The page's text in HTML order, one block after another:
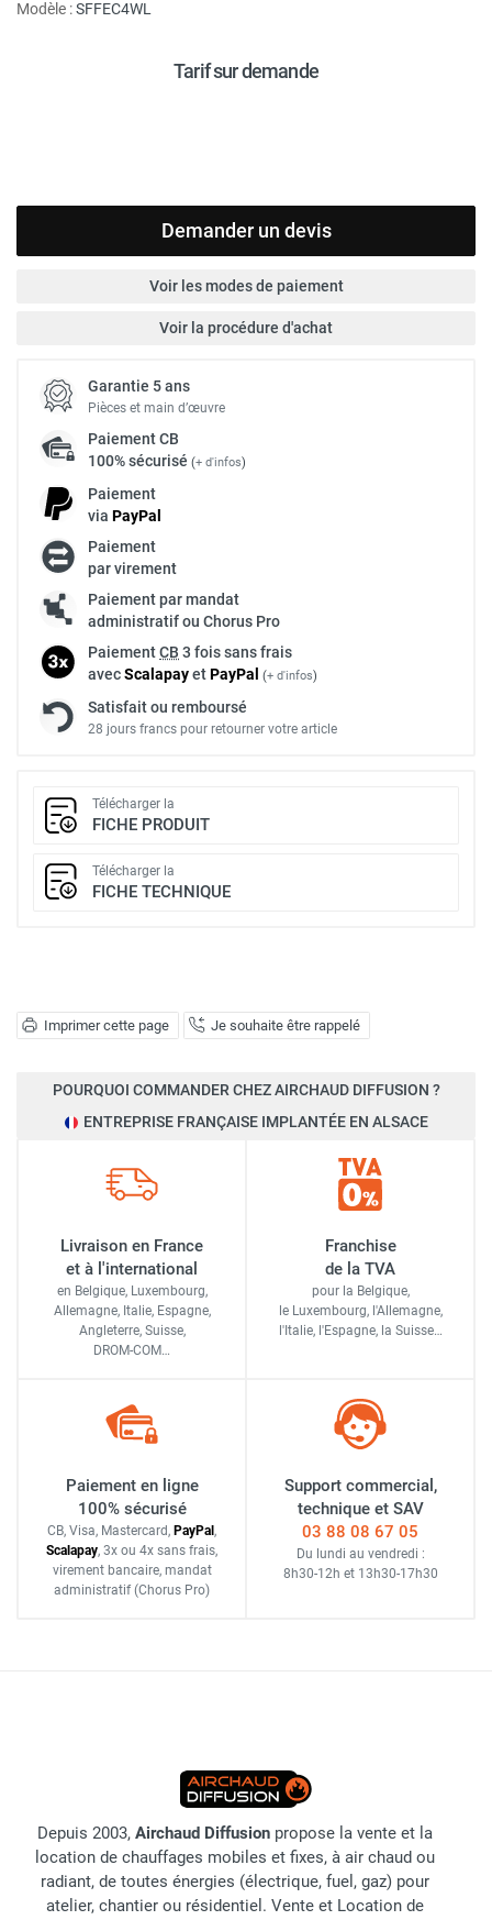
Imprimer cette page Je souhaite être rappelé
Modèle :SFFEC4WL
Tarif sur demande
Demander un devis
Voir les modes de paiement
Voir la procédure d'achat
Garantie 5 ans
Pièces et main d’œuvre
PaiementCB
100% sécurisé (+ d'infos)
Paiement
via PayPal
Paiement
par virement
Paiement par mandat
administratif ou Chorus Pro
PaiementCB 3 fois sans frais
avecScalapayetPayPal (+ d'infos)
Satisfait ou remboursé
28 jours francs pour retourner votre article
Télécharger la
FICHE PRODUIT
Télécharger la
FICHE TECHNIQUE
POURQUOI COMMANDER CHEZ AIRCHAUD DIFFUSION ?
ENTREPRISE FRANÇAISE IMPLANTÉE EN ALSACE
Livraison en France
et à l'international
en Belgique, Luxembourg,
Allemagne, Italie, Espagne,
Angleterre, Suisse,
DROM-COM…
Franchise
de la TVA
pour la Belgique,
le Luxembourg, l'Allemagne,
l'Italie, l'Espagne, la Suisse…
Paiement en ligne
100% sécurisé
CB, Visa, Mastercard, PayPal ,
Scalapay, 3x ou 4x sans frais,
virement bancaire, mandat
administratif (Chorus Pro)
Support commercial,
technique et SAV
03 88 08 67 05
Du lundi au vendredi :
8h30-12h et 13h30-17h30
Depuis 2003, Airchaud Diffusion propose la vente et la
location de chauffages mobiles et fixes, à air chaud ou
radiant, de toutes énergies (électrique, fuel, gaz) pour
atelier, chantier ou résidentiel. Vente et Location de